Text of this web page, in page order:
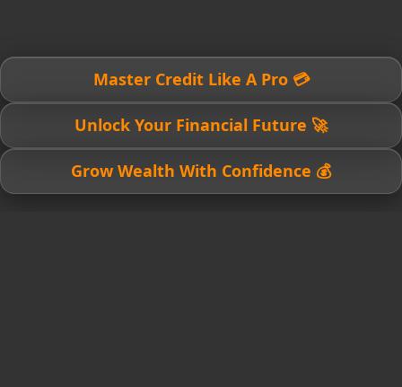
💳 Master Credit Like A Pro
🚀 Unlock Your Financial Future
💰 Grow Wealth With Confidence